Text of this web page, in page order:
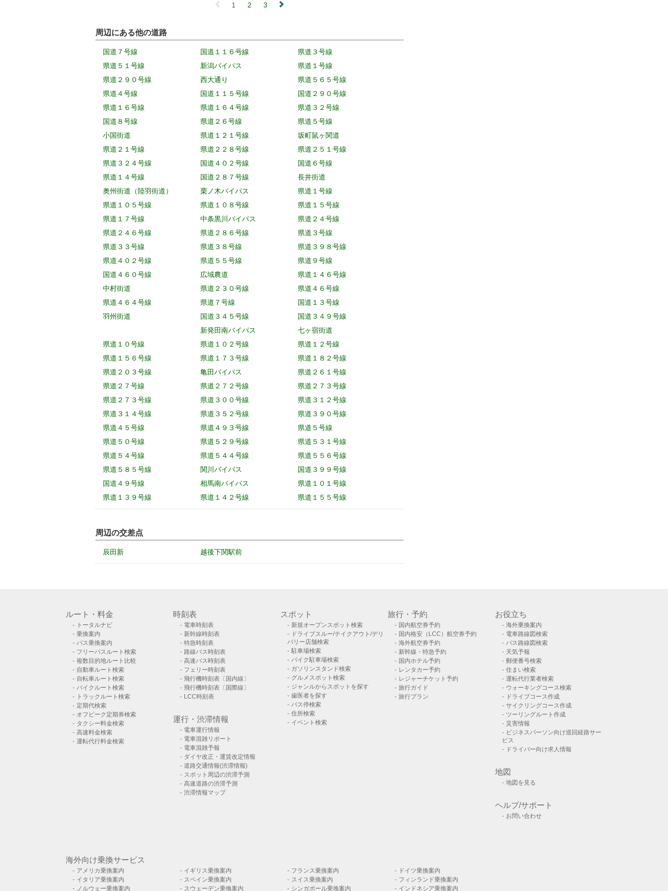
1 2 3
周辺にある他の道路
国道７号線 国道１１６号線
県道３号線
県道５１号線
新潟バイパス
県道１号線
県道２９０号線
西大通り
県道５６５号線
県道４号線
国道１１５号線
国道２９０号線
県道１６号線
県道１６４号線
県道３２号線
国道８号線
県道２６号線
県道５号線
小国街道
県道１２１号線
坂町鼠ヶ関道
県道２１号線
県道２２８号線
県道２５１号線
県道３２４号線
国道４０２号線
国道６号線
県道１４号線
国道２８７号線
長井街道
奥州街道（陸羽街道）
栗ノ木バイパス
県道１号線
県道１０５号線
県道１０８号線
県道１５号線
県道１７号線
中条黒川バイパス
県道２４号線
県道２４６号線
県道２８６号線
県道３号線
県道３３号線
県道３８号線
県道３９８号線
県道４０２号線
県道５５号線
県道９号線
国道４６０号線
広域農道
県道１４６号線
中村街道
県道２３０号線
県道４６号線
県道４６４号線
県道７号線
国道１３号線
羽州街道
国道３４５号線
国道３４９号線
新発田南バイパス
七ヶ宿街道
県道１０号線
県道１０２号線
県道１２号線
県道１５６号線
県道１７３号線
県道１８２号線
県道２０３号線
亀田バイパス
県道２６１号線
県道２７号線
県道２７２号線
県道２７３号線
県道２７３号線
県道３００号線
県道３１２号線
県道３１４号線
県道３５２号線
県道３９０号線
県道４５号線
県道４９３号線
県道５号線
県道５０号線
県道５２９号線
県道５３１号線
県道５４号線
県道５４４号線
県道５５６号線
県道５８５号線
関川バイパス
国道３９９号線
国道４９号線
相馬南バイパス
県道１０１号線
県道１３９号線
県道１４２号線 県道１５５号線
周辺の交差点
辰田新 越後下関駅前
ルート・料金
トータルナビ
乗換案内
バス乗換案内
フリーパスルート検索
複数目的地ルート比較
自動車ルート検索
自転車ルート検索
バイクルート検索
トラックルート検索
定期代検索
オフピーク定期券検索
タクシー料金検索
高速料金検索
運転代行料金検索
時刻表
電車時刻表
新幹線時刻表
特急時刻表
路線バス時刻表
高速バス時刻表
フェリー時刻表
飛行機時刻表〔国内線〕
飛行機時刻表〔国際線〕
LCC時刻表
運行・渋滞情報
電車運行情報
電車混雑リポート
電車混雑予報
ダイヤ改正・運賃改定情報
道路交通情報(渋滞情報)
スポット周辺の渋滞予測
高速道路の渋滞予測
渋滞情報マップ
スポット
新規オープンスポット検索
ドライブスルー/テイクアウト/デリ
バリー店舗検索
駐車場検索
バイク駐車場検索
ガソリンスタンド検索
グルメスポット検索
ジャンルからスポットを探す
歯医者を探す
バス停検索
住所検索
イベント検索
旅行・予約
国内航空券予約
国内格安（LCC）航空券予約
海外航空券予約
新幹線・特急予約
国内ホテル予約
レンタカー予約
レジャーチケット予約
旅行ガイド
旅行プラン
お役立ち
海外乗換案内
電車路線図検索
バス路線図検索
天気予報
郵便番号検索
住まい検索
運転代行業者検索
ウォーキングコース検索
ドライブコース作成
サイクリングコース作成
ツーリングルート作成
災害情報
ビジネスパーソン向け巡回経路サー
ビス
ドライバー向け求人情報
地図
地図を見る
ヘルプ/サポート
お問い合わせ
海外向け乗換サービス
アメリカ乗換案内 イギリス乗換案内 フランス乗換案内
ドイツ乗換案内
イタリア乗換案内
スペイン乗換案内 スイス乗換案内
フィンランド乗換案内
ノルウェー乗換案内
スウェーデン乗換案内 シンガポール乗換案内 インドネシア乗換案内